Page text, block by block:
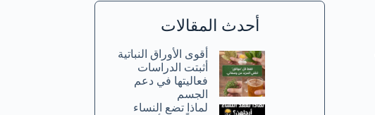
أحدث المقالات
أقوى الأوراق النباتية
أثبتت الدراسات
فعاليتها في دعم
الجسم
لماذا تضع النساء